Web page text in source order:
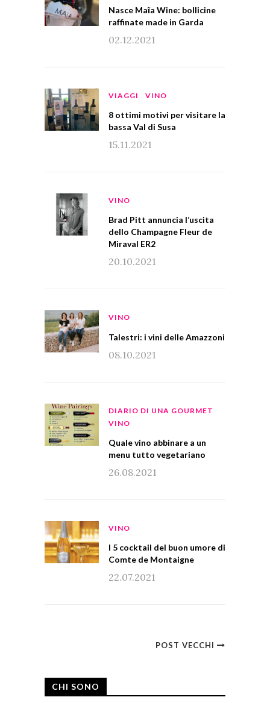
Nasce Maĩa Wine: bollicine
raffinate made in Garda
02.12.2021
VIAGGI VINO
8 ottimi motivi per visitare la
bassa Val di Susa
15.11.2021
VINO
Brad Pitt annuncia l’uscita
dello Champagne Fleur de
Miraval ER2
20.10.2021
VINO
Talestri: i vini delle Amazzoni
08.10.2021
DIARIO DI UNA GOURMET
VINO
Quale vino abbinare a un
menu tutto vegetariano
26.08.2021
VINO
I 5 cocktail del buon umore di
Comte de Montaigne
22.07.2021
POST VECCHI
CHI SONO